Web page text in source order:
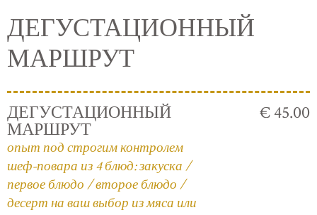
ДЕГУСТАЦИОННЫЙ
МАРШРУТ
ДЕГУСТАЦИОННЫЙ
МАРШРУТ
опыт под строгим контролем
шеф-повара из 4 блюд: закуска /
первое блюдо / второе блюдо /
десерт на ваш выбор из мяса или
€ 45.00